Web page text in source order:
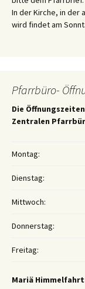
In der Kirche, in der
wird findet am
Pfarrbüro-
Die
Zentralen
Montag:
Dienstag:
Mittwoch:
Donnerstag:
Freitag:
Mariä